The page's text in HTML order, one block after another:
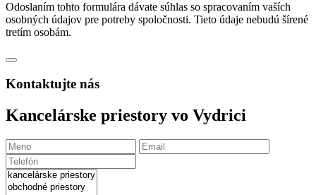
Odoslaním tohto formulára dávate súhlas so spracovaním vaších
osobných údajov pre potreby spoločnosti. Tieto údaje nebudú šírené
tretím osobám.
Kontaktujte nás
Kancelárske priestory vo Vydrici